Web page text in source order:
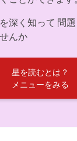
深く知って 問
んか
星を読むとは？
メニューをみる